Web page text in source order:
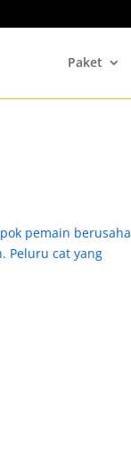
Paket
pemain berusaha
Peluru cat yang